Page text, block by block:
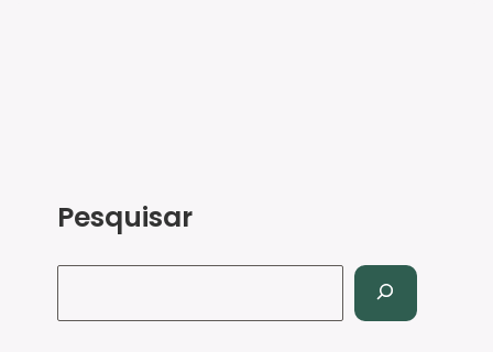
Pesquisar